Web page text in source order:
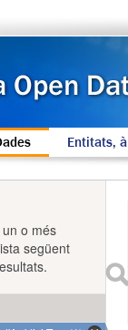
Entitats,
o més
següent